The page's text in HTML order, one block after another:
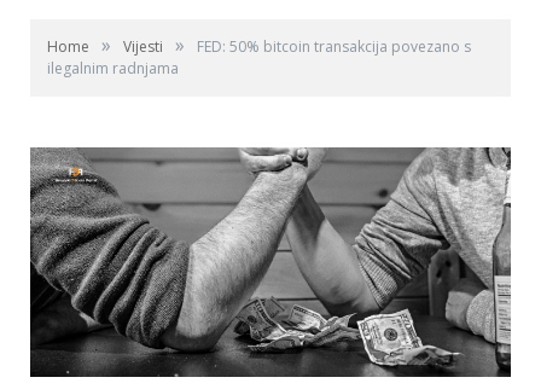
Home » Vijesti »
FED: 50% bitcoin transakcija povezano s
ilegalnim radnjama